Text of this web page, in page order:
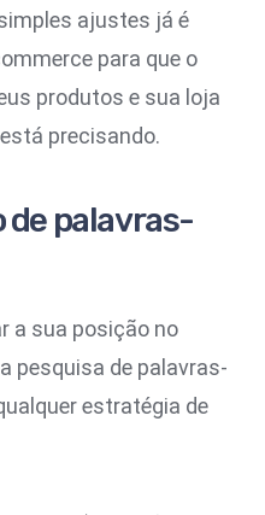
ajustes já é
para que o
produtos e sua loja
precisando.
de palavras-
a sua posição no
pesquisa de palavras-
estratégia de